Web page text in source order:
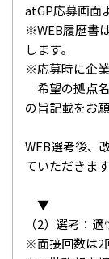
atGP応募画面
※WEB履歴書
します。
※応募時に企
希望の拠点
の旨記載をお
WEB選考後、
ていただきます
▼
（2）選考：
※面接回数は2